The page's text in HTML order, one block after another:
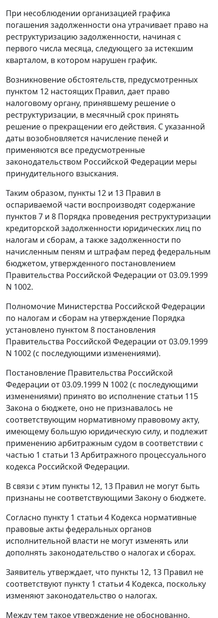
При несоблюдении организацией графика
погашения задолженности она утрачивает право на
реструктуризацию задолженности, начиная с
первого числа месяца, следующего за истекшим
кварталом, в котором нарушен график.
Возникновение обстоятельств, предусмотренных
пунктом 12 настоящих Правил, дает право
налоговому органу, принявшему решение о
реструктуризации, в месячный срок принять
решение о прекращении его действия. С указанной
даты возобновляется начисление пеней и
применяются все предусмотренные
законодательством Российской Федерации меры
принудительного взыскания.
Таким образом, пункты 12 и 13 Правил в
оспариваемой части воспроизводят содержание
пунктов 7 и 8 Порядка проведения реструктуризации
кредиторской задолженности юридических лиц по
налогам и сборам, а также задолженности по
начисленным пеням и штрафам перед федеральным
бюджетом, утвержденного постановлением
Правительства Российской Федерации от 03.09.1999
N 1002.
Полномочие Министерства Российской Федерации
по налогам и сборам на утверждение Порядка
установлено пунктом 8 постановления
Правительства Российской Федерации от 03.09.1999
N 1002 (с последующими изменениями).
Постановление Правительства Российской
Федерации от 03.09.1999 N 1002 (с последующими
изменениями) принято во исполнение статьи 115
Закона о бюджете, оно не признавалось не
соответствующим нормативному правовому акту,
имеющему большую юридическую силу, и подлежит
применению арбитражным судом в соответствии с
частью 1 статьи 13 Арбитражного процессуального
кодекса Российской Федерации.
В связи с этим пункты 12, 13 Правил не могут быть
признаны не соответствующими Закону о бюджете.
Согласно пункту 1 статьи 4 Кодекса нормативные
правовые акты федеральных органов
исполнительной власти не могут изменять или
дополнять законодательство о налогах и сборах.
Заявитель утверждает, что пункты 12, 13 Правил не
соответствуют пункту 1 статьи 4 Кодекса, поскольку
изменяют законодательство о налогах.
Между тем такое утверждение не обоснованно,